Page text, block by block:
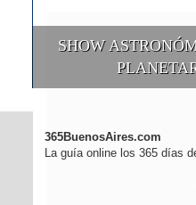
SHOW
365BuenosAires.com
La guía online los 365 días